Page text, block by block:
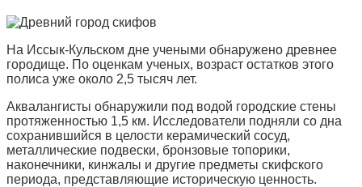
На Иссык-Кульском дне учеными обнаружено древнее
городище. По оценкам ученых, возраст остатков этого
полиса уже около 2,5 тысяч лет.
Аквалангисты обнаружили под водой городские стены
протяженностью 1,5 км. Исследователи подняли со дна
сохранившийся в целости керамический сосуд,
металлические подвески, бронзовые топорики,
наконечники, кинжалы и другие предметы скифского
периода, представляющие историческую ценность.